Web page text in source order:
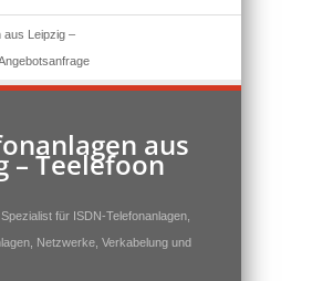
aus Leipzig –
für ISDN-Telefonanlagen,
Netzwerke, Verkabelung und